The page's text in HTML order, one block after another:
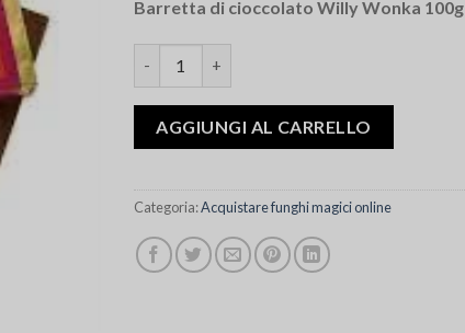
recensioni
Barretta di cioccolato Willy Wonka 100g
AGGIUNGI AL CARRELLO
Categoria:Acquistare funghi magici online